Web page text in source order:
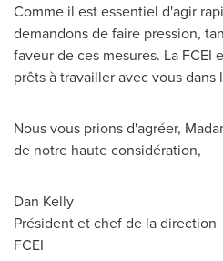
Comme il est essentiel d'agir
demandons de faire pression,
faveur de ces mesures. La FCEI
prêts à travailler avec vous dans
Nous vous prions d'agréer,
de notre haute considération,
Dan Kelly
Président et chef de la direction
FCEI